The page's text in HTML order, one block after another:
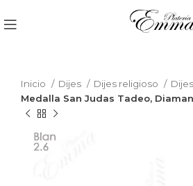
Inicio Dijes Dijes religioso
Medalla San Judas Tadeo,